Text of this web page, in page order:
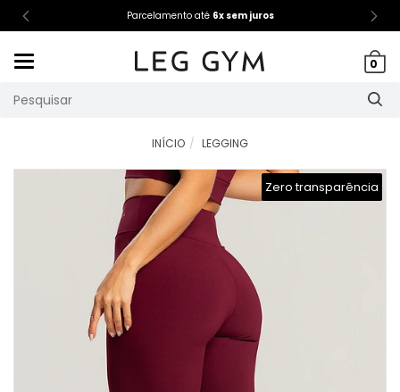
Parcelamento até 6x sem juros
0
INÍCIO LEGGING
Zero transparência